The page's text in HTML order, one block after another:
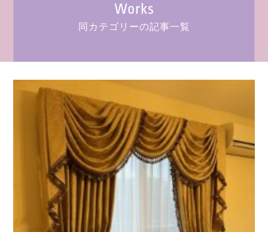
Works
同カテゴリーの記事一覧